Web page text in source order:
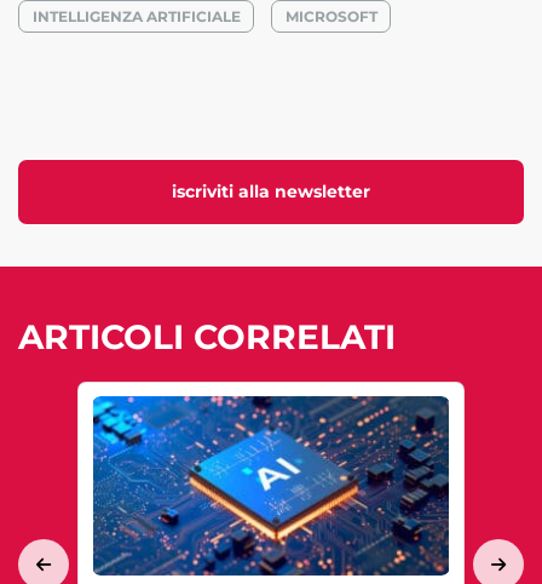
iscriviti alla newsletter
INTELLIGENZA ARTIFICIALE MICROSOFT
ARTICOLI CORRELATI